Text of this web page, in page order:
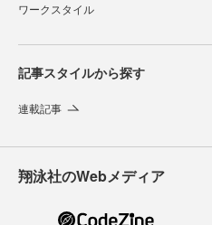
ワークスタイル
記事スタイルから探す
連載記事
翔泳社のWebメディア